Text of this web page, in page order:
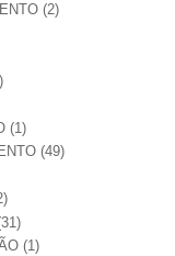
(2)
(1)
(49)
(1)